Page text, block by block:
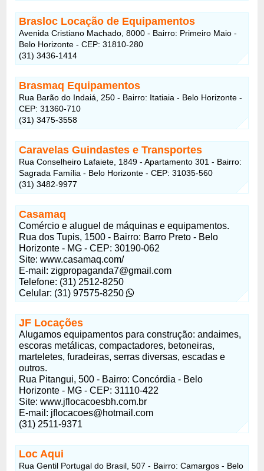
Brasloc Locação de Equipamentos
Avenida Cristiano Machado, 8000 - Bairro: Primeiro Maio -
Belo Horizonte - CEP: 31810-280
(31) 3436-1414
Brasmaq Equipamentos
Rua Barão do Indaiá, 250 - Bairro: Itatiaia - Belo Horizonte -
CEP: 31360-710
(31) 3475-3558
Caravelas Guindastes e Transportes
Rua Conselheiro Lafaiete, 1849 - Apartamento 301 - Bairro:
Sagrada Família - Belo Horizonte - CEP: 31035-560
(31) 3482-9977
Casamaq
Comércio e aluguel de máquinas e equipamentos.
Rua dos Tupis, 1500 - Bairro: Barro Preto - Belo
Horizonte - MG - CEP: 30190-062
Site: www.casamaq.com/
E-mail:zigpropaganda7@gmail.com
Telefone: (31) 2512-8250
Celular: (31) 97575-8250
JF Locações
Alugamos equipamentos para construção: andaimes,
escoras metálicas, compactadores, betoneiras,
marteletes, furadeiras, serras diversas, escadas e
outros.
Rua Pitangui, 500 - Bairro: Concórdia - Belo
Horizonte - MG - CEP: 31110-422
Site: www.jflocacoesbh.com.br
E-mail: jflocacoes@hotmail.com
(31) 2511-9371
Loc Aqui
Rua Gentil Portugal do Brasil, 507 - Bairro: Camargos - Belo